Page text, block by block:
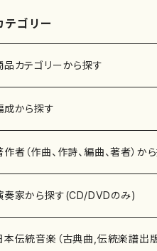
テゴリー
品カテゴリーから探す
譜
籍
籍
キストブック
・DVD
ケット
成から探す
楽器
琴（ソロ）
・琴（合奏）
唱
声合唱
・声
作者（作曲、作詩、編曲、著者）か
行
木省三(アオキ ショウゾウ)
行
奏家から探す(CD/DVDのみ)
楽（箏、三味線、尺八等）演奏家
本伝統音楽（古典曲,伝統楽譜出版